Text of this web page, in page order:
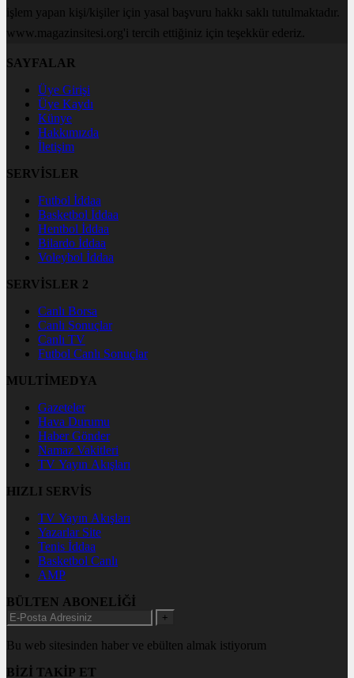
işlem yapan kişi/kişiler için yasal başvuru hakkı saklı tutulmaktadır.
www.magazinsitesi.org'i tercih ettiğiniz için teşekkür ederiz.
SAYFALAR
Üye Girişi
Üye Kaydı
Künye
Hakkımızda
İletişim
SERVİSLER
Futbol İddaa
Basketbol İddaa
Hentbol İddaa
Bilardo İddaa
Voleybol İddaa
SERVİSLER 2
Canlı Borsa
Canlı Sonuçlar
Canlı TV
Futbol Canlı Sonuçlar
MULTİMEDYA
Gazeteler
Hava Durumu
Haber Gönder
Namaz Vakitleri
TV Yayın Akışları
HIZLI SERVİS
TV Yayın Akışları
Yazarlar Site
Tenis İddaa
Basketbol Canlı
AMP
BÜLTEN ABONELİĞİ
+
Bu web sitesinden haber ve ebülten almak istiyorum
BİZİ TAKİP ET